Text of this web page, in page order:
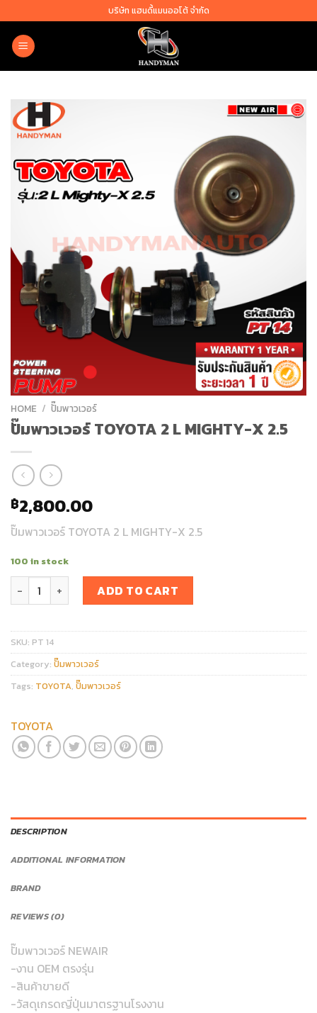
to
content
บริษัท แฮนดี้แมนออโต้ จำกัด
HOME / ปั๊มพาวเวอร์
ปั๊มพาวเวอร์ TOYOTA 2 L MIGHTY-X 2.5
฿2,800.00
ปั๊มพาวเวอร์ TOYOTA 2 L MIGHTY-X 2.5
100 in stock
ปั๊มพาวเวอร์ TOYOTA 2 L MIGHTY-X 2.5 quantity
ADD TO CART
SKU: PT 14
Category: ปั๊มพาวเวอร์
Tags: TOYOTA, ปั๊มพาวเวอร์
TOYOTA
DESCRIPTION
ADDITIONAL INFORMATION
BRAND
REVIEWS (0)
ปั๊มพาวเวอร์ NEWAIR
-งาน OEM ตรงรุ่น
-สินค้าขายดี
-วัสดุเกรดญี่ปุ่นมาตรฐานโรงงาน